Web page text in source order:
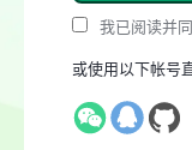
我已阅读并
或使用以下帐号